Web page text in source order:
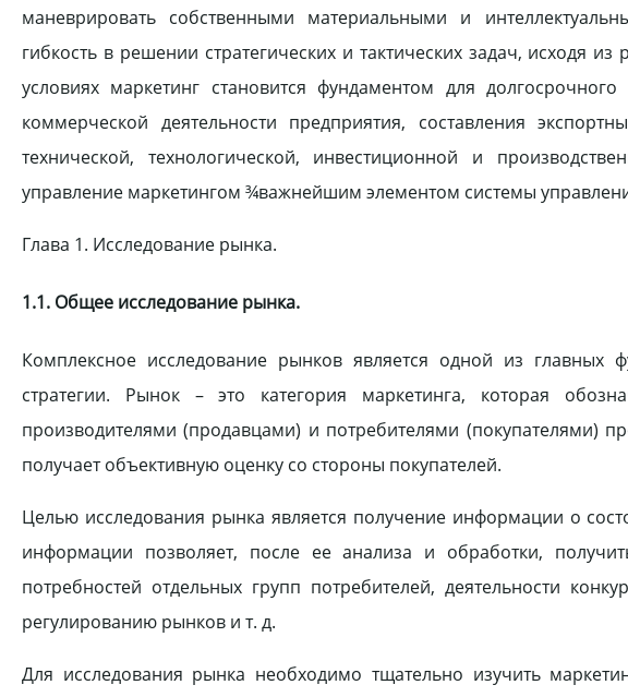
маневрировать собственными материальными и
гибкость в решении стратегических и тактических задач, исходя
условиях маркетинг становится фундаментом для
коммерческой деятельности предприятия, составления
технической, технологической, инвестиционной и
управление маркетингом ¾важнейшим элементом системы
Глава 1. Исследование рынка.
1.1. Общее исследование рынка.
Комплексное исследование рынков является одной из главных
стратегии. Рынок – это категория маркетинга, которая
производителями (продавцами) и потребителями (покупателями)
получает объективную оценку со стороны покупателей.
Целью исследования рынка является получение информации о
информации позволяет, после ее анализа и обработки,
потребностей отдельных групп потребителей, деятельности
регулированию рынков и т. д.
Для исследования рынка необходимо тщательно изучить